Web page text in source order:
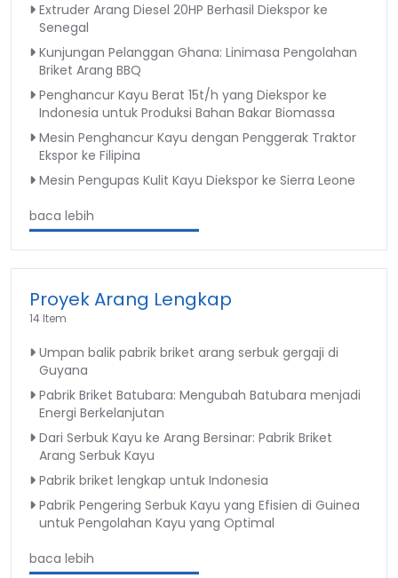
Extruder Arang Diesel 20HP Berhasil Diekspor ke
Senegal
Kunjungan Pelanggan Ghana: Linimasa Pengolahan
Briket Arang BBQ
Penghancur Kayu Berat 15t/h yang Diekspor ke
Indonesia untuk Produksi Bahan Bakar Biomassa
Mesin Penghancur Kayu dengan Penggerak Traktor
Ekspor ke Filipina
Mesin Pengupas Kulit Kayu Diekspor ke Sierra Leone
baca lebih
Proyek Arang Lengkap
14 Item
Umpan balik pabrik briket arang serbuk gergaji di
Guyana
Pabrik Briket Batubara: Mengubah Batubara menjadi
Energi Berkelanjutan
Dari Serbuk Kayu ke Arang Bersinar: Pabrik Briket
Arang Serbuk Kayu
Pabrik briket lengkap untuk Indonesia
Pabrik Pengering Serbuk Kayu yang Efisien di Guinea
untuk Pengolahan Kayu yang Optimal
baca lebih